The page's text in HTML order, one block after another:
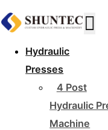
Hydraulic
Presses
4 Post
Hydraulic
Machine